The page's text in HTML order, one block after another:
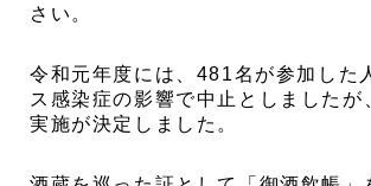
さい。
令和元年度には、481名が参加した
ス感染症の影響で中止としました
実施が決定しました。